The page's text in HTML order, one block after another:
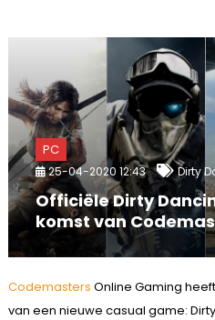
PC
25-04-2020 12:43 Dirty
Officiële Dirty
komst van
Codemasters Online Gaming
van een nieuwe casual game: